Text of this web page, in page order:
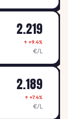
2.219
↑ +9.4%
€/L
2.189
↑ +7.4%
€/L